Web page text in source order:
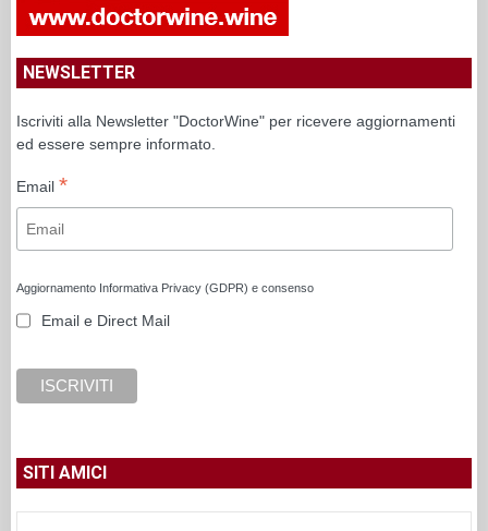
NEWSLETTER
Iscriviti alla Newsletter "DoctorWine" per ricevere aggiornamenti
ed essere sempre informato.
Email *
Aggiornamento Informativa Privacy (GDPR) e consenso
Email e Direct Mail
SITI AMICI